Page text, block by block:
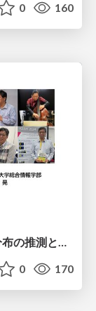
0 160
2026年度春学期 統計学 第10回 分布の推測とは － 標本調査，度数分布と確率分布 (2026. 6. 4)
0 170